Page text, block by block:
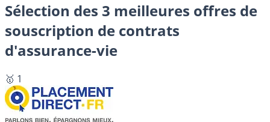
Sélection des 3 meilleures offres de
souscription de contrats
d'assurance-vie
🥇 1